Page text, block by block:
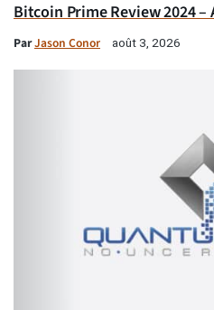
Bitcoin Prime Review 2024
ParJason Conor août 3, 2026